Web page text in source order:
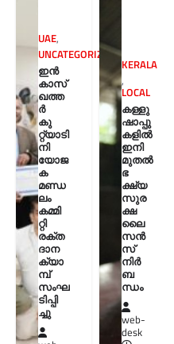
UAE,
UNCATEGORIZED
ഇൻ
കാസ്
ഖത്ത
ർ
കു
റ്റ്യാടി
നി
യോജ
ക
മണ്ഡ
ലം
കമ്മി
റ്റി
രക്ത
ദാന
ക്യാ
മ്പ്
സംഘ
ടിപ്പി
ച്ചു
KERALA
,
LOCAL
കള്ളു
ഷാപ്പു
കളിൽ
ഇനി
മുതൽ
ഭ
ക്ഷ്യ
സുര
ക്ഷ
ലൈ
സൻ
സ്
നിർ
ബ
ന്ധം
web-
desk